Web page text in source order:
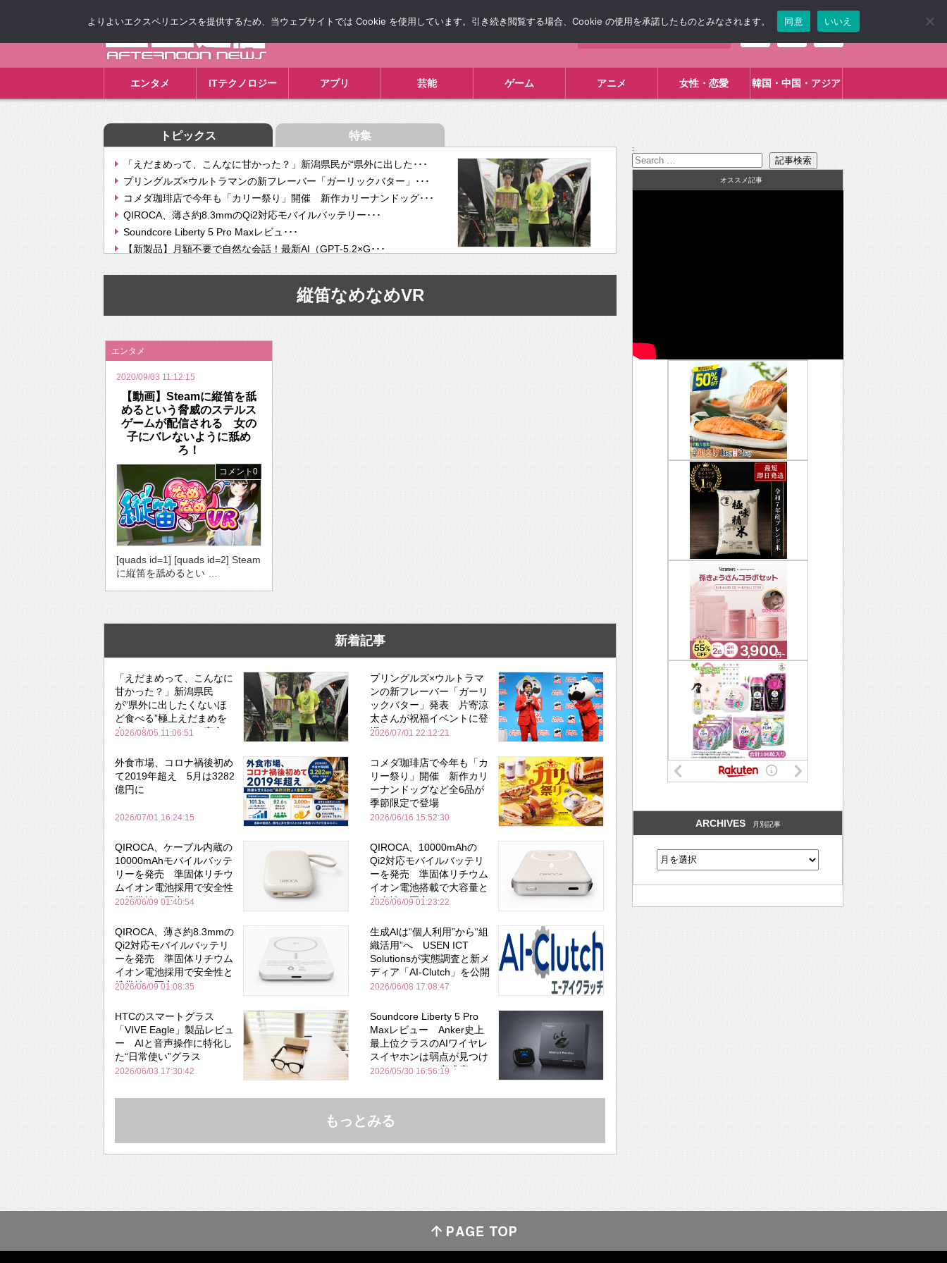
エンタメ ITテクノロジー アプリ 芸能 ゲーム アニメ 女性・恋愛 韓国・中国・アジア
トピックス 特集
「えだまめって、こんなに甘かった？」新潟県民が“県外に出した･･･
プリングルズ×ウルトラマンの新フレーバー「ガーリックバター」･･･
コメダ珈琲店で今年も「カリー祭り」開催 新作カリーナンドッグ･･･
QIROCA、薄さ約8.3mmのQi2対応モバイルバッテリー･･･
Soundcore Liberty 5 Pro Maxレビュ･･･
【新製品】月額不要で自然な会話！最新AI（GPT-5.2×G･･･
【次世代の没入感と生産性】VITURE Luma Ultra･･･
挫折率8割の壁をAIで突破。ジャストシステム、”自分が今話し･･･
2026年のバレンタインは「自分で作って、想いを渡す」 TE･･･
縦笛なめなめVR
エンタメ
2020/09/03 11:12:15
【動画】Steamに縦笛を舐
めるという脅威のステルス
ゲームが配信される 女の
子にバレないように舐め
ろ！
コメント0
[quads id=1] [quads id=2] Steam
に縦笛を舐めるとい …
新着記事
「えだまめって、こんなに
甘かった？」新潟県民
が“県外に出したくないほ
ど食べる”極上えだまめを
森のビアガーデンで実食
2026/08/05 11:06:51
プリングルズ×ウルトラマ
ンの新フレーバー「ガーリ
ックバター」発表 片寄涼
太さんが祝福イベントに登
場
2026/07/01 22:12:21
外食市場、コロナ禍後初め
て2019年超え 5月は3282
億円に
2026/07/01 16:24:15
コメダ珈琲店で今年も「カ
リー祭り」開催 新作カリ
ーナンドッグなど全6品が
季節限定で登場
2026/06/16 15:52:30
QIROCA、ケーブル内蔵の
10000mAhモバイルバッテ
リーを発売 準固体リチウ
ムイオン電池採用で安全性
と携帯性を両立
2026/06/09 01:40:54
QIROCA、10000mAhの
Qi2対応モバイルバッテリ
ーを発売 準固体リチウム
イオン電池搭載で大容量と
安全性を両立
2026/06/09 01:23:22
QIROCA、薄さ約8.3mmの
Qi2対応モバイルバッテリ
ーを発売 準固体リチウム
イオン電池採用で安全性と
携帯性を両立
2026/06/09 01:08:35
生成AIは“個人利用”から“組
織活用”へ USEN ICT
Solutionsが実態調査と新メ
ディア「AI-Clutch」を公開
2026/06/08 17:08:47
HTCのスマートグラス
「VIVE Eagle」製品レビュ
ー AIと音声操作に特化し
た“日常使い”グラス
2026/06/03 17:30:42
Soundcore Liberty 5 Pro
Maxレビュー Anker史上
最上位クラスのAIワイヤレ
スイヤホンは弱点が見つけ
づらいくらいの完成度にび
Bose並み
2026/05/30 16:56:19
もっとみる
:
オススメ記事
ARCHIVES 月別記事
よりよいエクスペリエンスを提供するため、当ウェブサイトでは Cookie を使用しています。引き続き閲覧する場合、Cookie の使用を承諾したものとみなされます。 同意 いいえ